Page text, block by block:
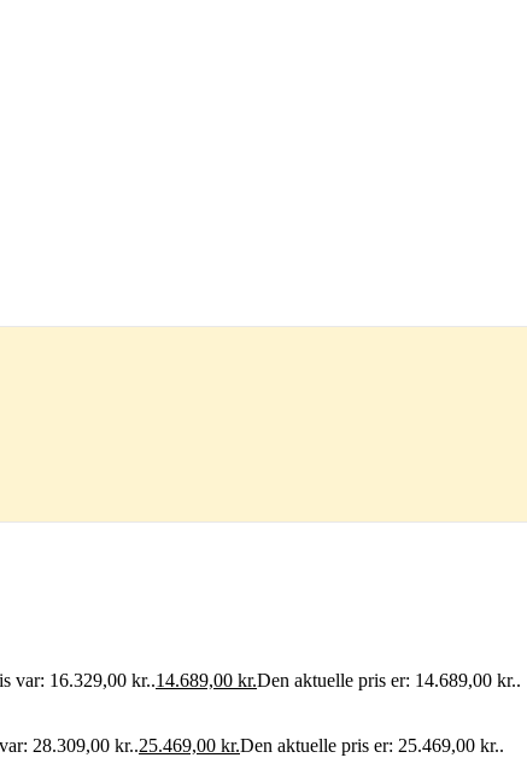
var: 16.329,00 kr..14.689,00 kr.Den aktuelle pris er: 14.689,00 kr..
28.309,00 kr..25.469,00 kr.Den aktuelle pris er: 25.469,00 kr..